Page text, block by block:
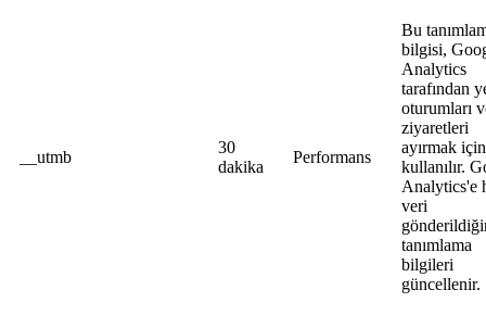
__utmb
30
dakika
Performans
Bu
bilgisi,
Analytics
tarafından
oturumları
ziyaretleri
ayırmak için
kullanılır.
Analytics'e
veri
tanımlama
bilgileri
güncellenir.